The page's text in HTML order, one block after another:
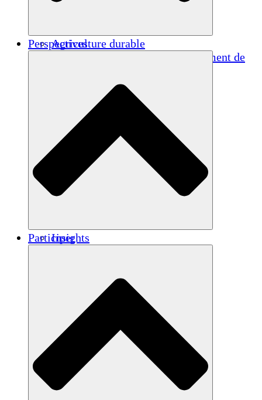
Agriculture durable
Rétablissement après un tremblement de
Autonomisation des femmes
Jeunes et étudiants
Préservation et dialogue culturels
Renforcement
Crédits carbone
Perspectives
Insights
Participer